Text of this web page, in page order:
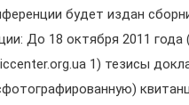
будет издан
До 18 октября 2011
1) тезисы